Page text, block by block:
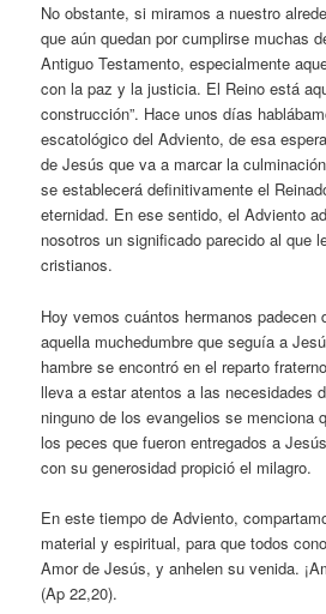
No obstante, si miramos a nuestro
que aún quedan por cumplirse muchas
Antiguo Testamento, especialmente
con la paz y la justicia. El Reino está
construcción”. Hace unos días
escatológico del Adviento, de esa
de Jesús que va a marcar la
se establecerá definitivamente el
eternidad. En ese sentido, el Adviento
nosotros un significado parecido al que
cristianos.
Hoy vemos cuántos hermanos padecen
aquella muchedumbre que seguía a
hambre se encontró en el reparto
lleva a estar atentos a las necesidades
ninguno de los evangelios se menciona
los peces que fueron entregados a
con su generosidad propició el milagro.
En este tiempo de Adviento,
material y espiritual, para que todos
Amor de Jesús, y anhelen su venida.
(Ap 22,20).